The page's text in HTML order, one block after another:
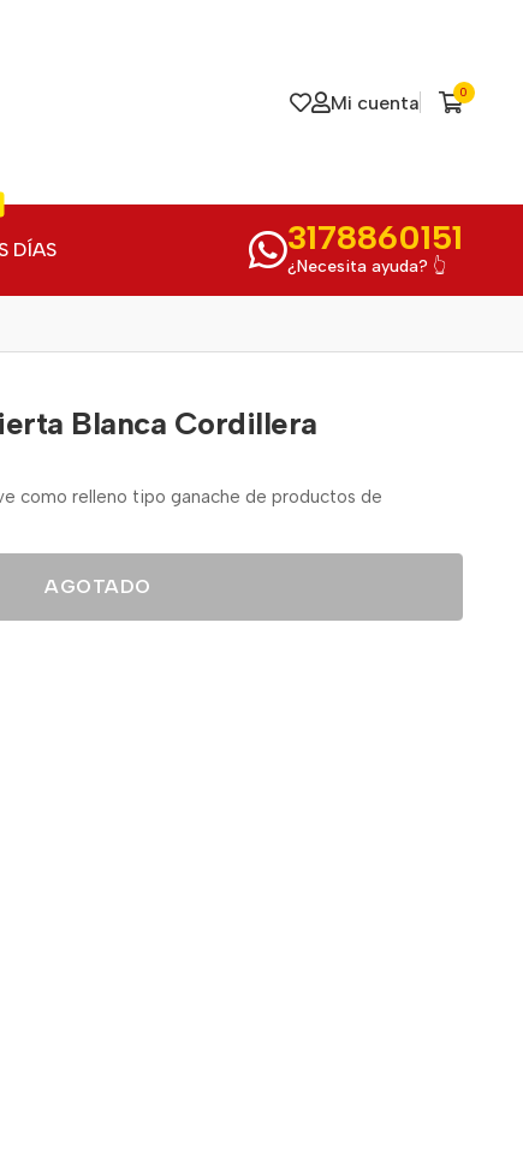
Mi cuenta 0
DÍAS 3178860151
¿Necesita ayuda? 👆
Blanca Cordillera
como relleno tipo ganache de productos de
AGOTADO